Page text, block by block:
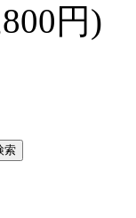
円)